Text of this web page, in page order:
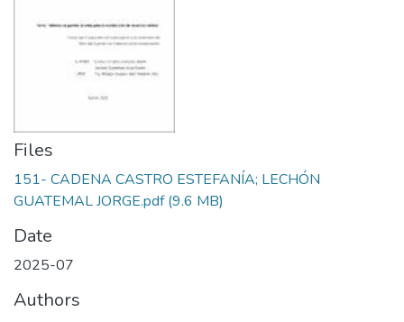
Files
151- CADENA CASTRO ESTEFANÍA; LECHÓN
GUATEMAL JORGE.pdf(9.6 MB)
Date
2025-07
Authors